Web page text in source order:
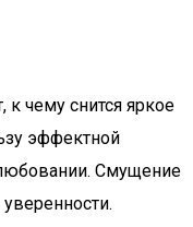
чему снится яркое
эффектной
Смущение